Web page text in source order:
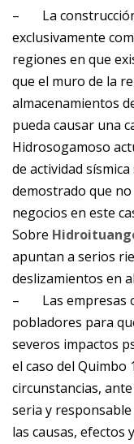
– La
exclusivamente
regiones en que
que el muro de la
almacenamientos
pueda causar una
Hidrosogamoso
de actividad
demostrado que
negocios en este
Sobre
apuntan a serios
deslizamientos en
– Las
pobladores para
severos impactos
el caso del
circunstancias,
seria y
las causas, efectos